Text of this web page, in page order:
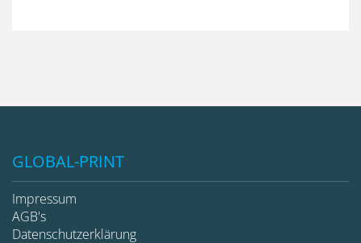
GLOBAL-PRINT
Impressum
AGB's
Datenschutzerklärung